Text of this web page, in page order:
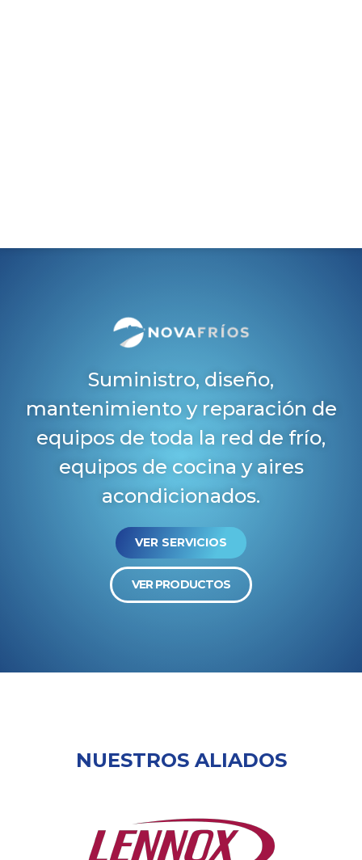
Suministro, diseño,
mantenimiento y reparación de
equipos de toda la red de frío,
equipos de cocina y aires
acondicionados.
VER SERVICIOS
VER PRODUCTOS
NUESTROS ALIADOS